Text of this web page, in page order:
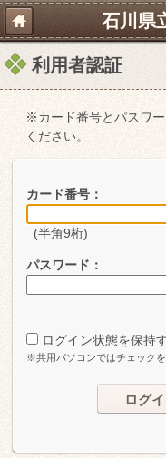
石川県
利用者認証
※カード番号とパスワ
ください。
カード番号：
(半角9桁)
パスワード：
ログイン状態を保持
※共用パソコンではチェックを
ログ